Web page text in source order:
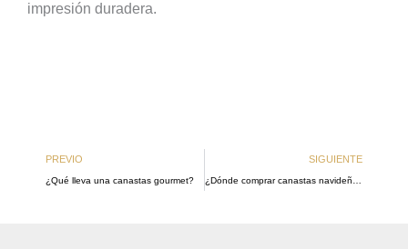
impresión duradera.
PREVIO
¿Qué lleva una canastas gourmet?
SIGUIENTE
¿Dónde comprar canastas navideñas en México?